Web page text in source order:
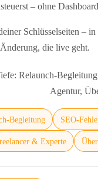
– ohne
Schlüsselseiten – in
die live geht.
Agentur,
& Experte